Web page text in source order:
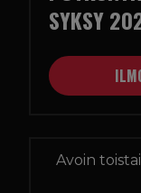
SYKSY
Avoin